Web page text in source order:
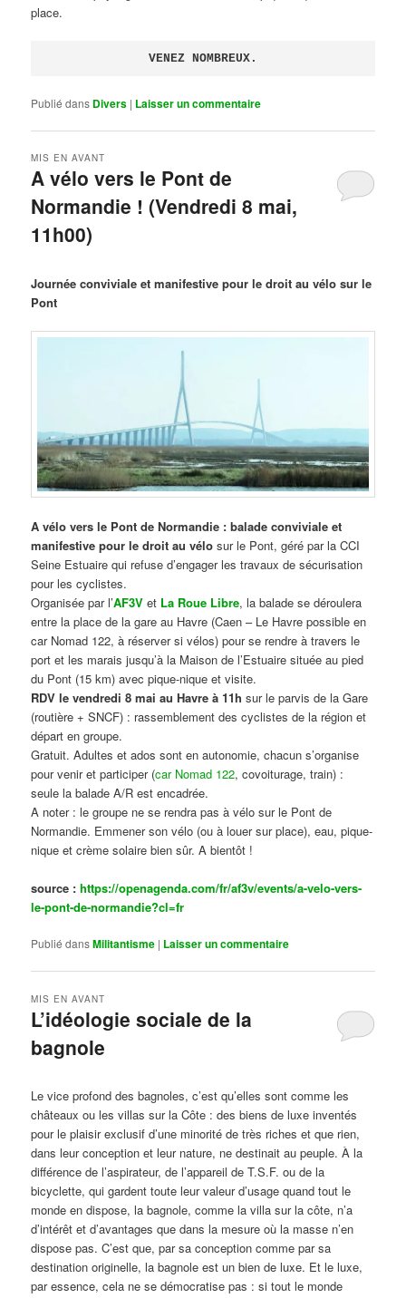
place.
VENEZ NOMBREUX.
Publié dans Divers | Laisser un commentaire
A vélo vers le Pont de
Normandie ! (Vendredi 8 mai,
11h00)
MIS EN AVANT
Journée conviviale et manifestive pour le droit au vélo sur le
Pont
A vélo vers le Pont de Normandie : balade conviviale et
manifestive pour le droit au vélo sur le Pont, géré par la CCI
Seine Estuaire qui refuse d’engager les travaux de sécurisation
pour les cyclistes.
Organisée par l’AF3V et La Roue Libre, la balade se déroulera
entre la place de la gare au Havre (Caen – Le Havre possible en
car Nomad 122, à réserver si vélos) pour se rendre à travers le
port et les marais jusqu’à la Maison de l’Estuaire située au pied
du Pont (15 km) avec pique-nique et visite.
RDV le vendredi 8 mai au Havre à 11h sur le parvis de la Gare
(routière + SNCF) : rassemblement des cyclistes de la région et
départ en groupe.
Gratuit. Adultes et ados sont en autonomie, chacun s’organise
pour venir et participer (car Nomad 122, covoiturage, train) :
seule la balade A/R est encadrée.
A noter : le groupe ne se rendra pas à vélo sur le Pont de
Normandie. Emmener son vélo (ou à louer sur place), eau, pique-
nique et crème solaire bien sûr. A bientôt !
source :https://openagenda.com/fr/af3v/events/a-velo-vers-
le-pont-de-normandie?cl=fr
Publié dansMilitantisme | Laisser un commentaire
L’idéologie sociale de la
bagnole
MIS EN AVANT
Le vice profond des bagnoles, c’est qu’elles sont comme les
châteaux ou les villas sur la Côte : des biens de luxe inventés
pour le plaisir exclusif d’une minorité de très riches et que rien,
dans leur conception et leur nature, ne destinait au peuple. À la
différence de l’aspirateur, de l’appareil de T.S.F. ou de la
bicyclette, qui gardent toute leur valeur d’usage quand tout le
monde en dispose, la bagnole, comme la villa sur la côte, n’a
d’intérêt et d’avantages que dans la mesure où la masse n’en
dispose pas. C’est que, par sa conception comme par sa
destination originelle, la bagnole est un bien de luxe. Et le luxe,
par essence, cela ne se démocratise pas : si tout le monde